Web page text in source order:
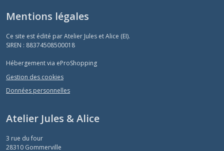
Mentions légales
Ce site est édité par Atelier Jules et Alice (EI).
SIREN : 88374508500018
Hébergement via eProShopping
Gestion des cookies
Données personnelles
Atelier Jules & Alice
3 rue du four
28310 Gommerville